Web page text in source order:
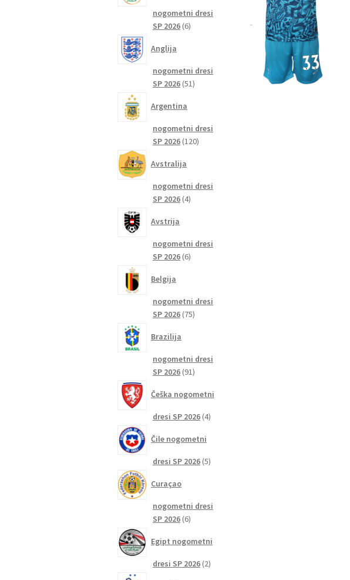
nogometni dresi
SP 2026 66
Anglija
nogometni dresi
SP 2026 5151
Argentina
nogometni dresi
SP 2026 120120
Avstralija
nogometni dresi
SP 2026 44
Avstrija
nogometni dresi
SP 2026 66
Belgija
nogometni dresi
SP 2026 7575
Brazilija
nogometni dresi
SP 2026 9191
Češka nogometni
dresi SP 2026 44
Čile nogometni
dresi SP 2026 55
Curaçao
nogometni dresi
SP 2026 66
Egipt nogometni
dresi SP 2026 22